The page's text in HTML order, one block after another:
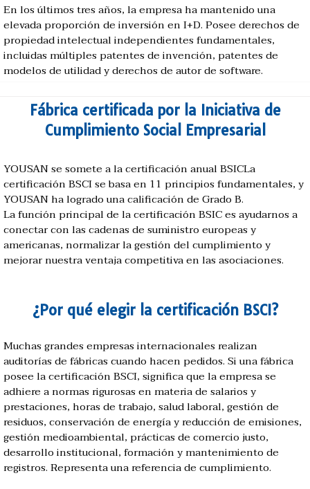
En los últimos tres años, la empresa ha mantenido una
elevada proporción de inversión en I+D. Posee derechos de
propiedad intelectual independientes fundamentales,
incluidas múltiples patentes de invención, patentes de
modelos de utilidad y derechos de autor de software.
Fábrica certificada por la Iniciativa de
Cumplimiento Social Empresarial
YOUSAN se somete a la certificación anual BSICLa
certificación BSCI se basa en 11 principios fundamentales, y
YOUSAN ha logrado una calificación de Grado B.
La función principal de la certificación BSIC es ayudarnos a
conectar con las cadenas de suministro europeas y
americanas, normalizar la gestión del cumplimiento y
mejorar nuestra ventaja competitiva en las asociaciones.
¿Por qué elegir la certificación BSCI?
Muchas grandes empresas internacionales realizan
auditorías de fábricas cuando hacen pedidos. Si una fábrica
posee la certificación BSCI, significa que la empresa se
adhiere a normas rigurosas en materia de salarios y
prestaciones, horas de trabajo, salud laboral, gestión de
residuos, conservación de energía y reducción de emisiones,
gestión medioambiental, prácticas de comercio justo,
desarrollo institucional, formación y mantenimiento de
registros. Representa una referencia de cumplimiento.